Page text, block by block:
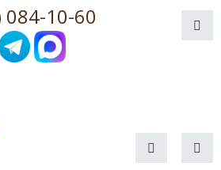
084-10-60